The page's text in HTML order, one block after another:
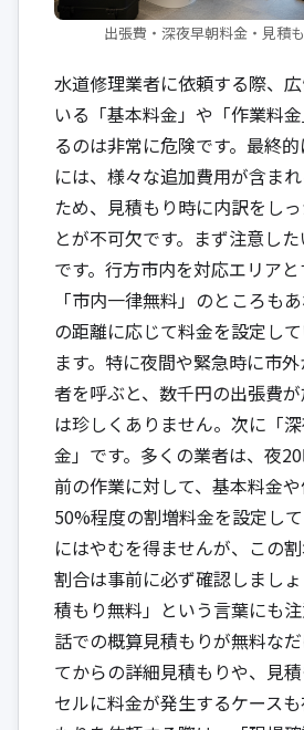
出張費・深夜早朝料金・見積
水道修理業者に依頼する際、
いる「基本料金」や「作業料
るのは非常に危険です。最終
には、様々な追加費用が含ま
ため、見積もり時に内訳をし
とが不可欠です。まず注意した
です。行方市内を対応エリアと
「市内一律無料」のところも
の距離に応じて料金を設定し
ます。特に夜間や緊急時に市
者を呼ぶと、数千円の出張費
は珍しくありません。次に「
金」です。多くの業者は、夜
前の作業に対して、基本料金
50%程度の割増料金を設定し
にはやむを得ませんが、この
割合は事前に必ず確認しまし
積もり無料」という言葉にも
話での概算見積もりが無料な
てからの詳細見積もりや、見
セルに料金が発生するケース